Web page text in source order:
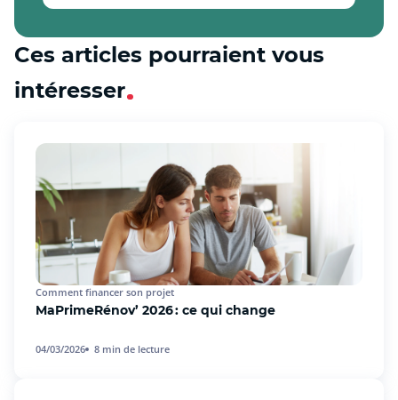
Ces articles pourraient vous
intéresser
MaPrimeRénov’ 2026 : ce qui change
Comment financer son projet
04/03/2026 8 min de lecture